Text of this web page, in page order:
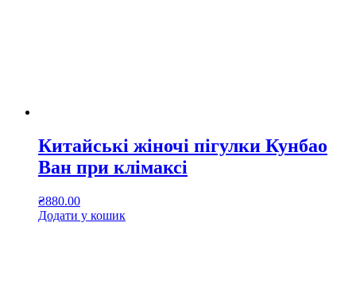
Китайcькі жіночі пігулки Кунбао
Ван при клімаксі
₴880.00
Додати у кошик